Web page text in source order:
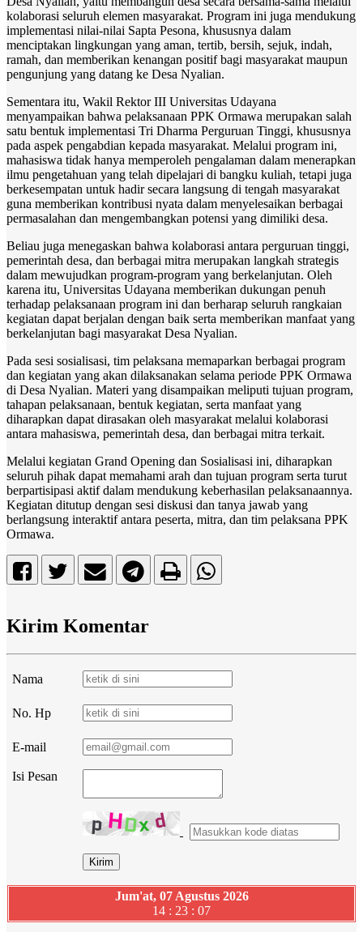
kolaborasi seluruh elemen masyarakat. Program ini juga mendukung
implementasi nilai-nilai Sapta Pesona, khususnya dalam
menciptakan lingkungan yang aman, tertib, bersih, sejuk, indah,
ramah, dan memberikan kenangan positif bagi masyarakat maupun
pengunjung yang datang ke Desa Nyalian.
Sementara itu, Wakil Rektor III Universitas Udayana
menyampaikan bahwa pelaksanaan PPK Ormawa merupakan salah
satu bentuk implementasi Tri Dharma Perguruan Tinggi, khususnya
pada aspek pengabdian kepada masyarakat. Melalui program ini,
mahasiswa tidak hanya memperoleh pengalaman dalam menerapkan
ilmu pengetahuan yang telah dipelajari di bangku kuliah, tetapi juga
berkesempatan untuk hadir secara langsung di tengah masyarakat
guna memberikan kontribusi nyata dalam menyelesaikan berbagai
permasalahan dan mengembangkan potensi yang dimiliki desa.
Beliau juga menegaskan bahwa kolaborasi antara perguruan tinggi,
pemerintah desa, dan berbagai mitra merupakan langkah strategis
dalam mewujudkan program-program yang berkelanjutan. Oleh
karena itu, Universitas Udayana memberikan dukungan penuh
terhadap pelaksanaan program ini dan berharap seluruh rangkaian
kegiatan dapat berjalan dengan baik serta memberikan manfaat yang
berkelanjutan bagi masyarakat Desa Nyalian.
Pada sesi sosialisasi, tim pelaksana memaparkan berbagai program
dan kegiatan yang akan dilaksanakan selama periode PPK Ormawa
di Desa Nyalian. Materi yang disampaikan meliputi tujuan program,
tahapan pelaksanaan, bentuk kegiatan, serta manfaat yang
diharapkan dapat dirasakan oleh masyarakat melalui kolaborasi
antara mahasiswa, pemerintah desa, dan berbagai mitra terkait.
Melalui kegiatan Grand Opening dan Sosialisasi ini, diharapkan
seluruh pihak dapat memahami arah dan tujuan program serta turut
berpartisipasi aktif dalam mendukung keberhasilan pelaksanaannya.
Kegiatan ditutup dengan sesi diskusi dan tanya jawab yang
berlangsung interaktif antara peserta, mitra, dan tim pelaksana PPK
Ormawa.
Kirim Komentar
Nama
No. Hp
E-mail
Isi Pesan
Jum'at, 07 Agustus 2026
14 : 23 : 08